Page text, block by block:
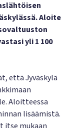
Aloite
yli 1 100
että Jyväskylä
Aloitteessa
lisäämistä.